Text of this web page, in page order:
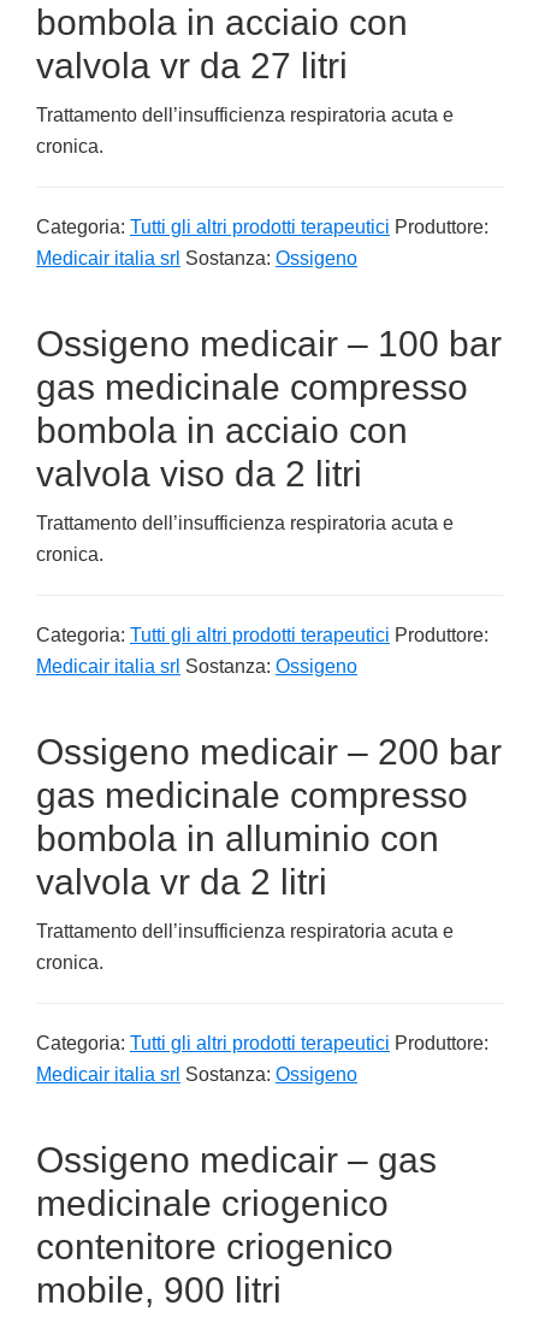
bombola in acciaio con
valvola vr da 27 litri
Trattamento dell’insufficienza respiratoria acuta e
cronica.
Categoria: Tutti gli altri prodotti terapeutici Produttore:
Medicair italia srl Sostanza: Ossigeno
Ossigeno medicair – 100 bar
gas medicinale compresso
bombola in acciaio con
valvola viso da 2 litri
Trattamento dell’insufficienza respiratoria acuta e
cronica.
Categoria: Tutti gli altri prodotti terapeutici Produttore:
Medicair italia srl Sostanza: Ossigeno
Ossigeno medicair – 200 bar
gas medicinale compresso
bombola in alluminio con
valvola vr da 2 litri
Trattamento dell’insufficienza respiratoria acuta e
cronica.
Categoria: Tutti gli altri prodotti terapeutici Produttore:
Medicair italia srl Sostanza: Ossigeno
Ossigeno medicair – gas
medicinale criogenico
contenitore criogenico
mobile, 900 litri